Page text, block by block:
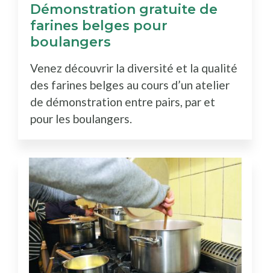
Démonstration gratuite de
farines belges pour
boulangers
Venez découvrir la diversité et la qualité
des farines belges au cours d’un atelier
de démonstration entre pairs, par et
pour les boulangers.